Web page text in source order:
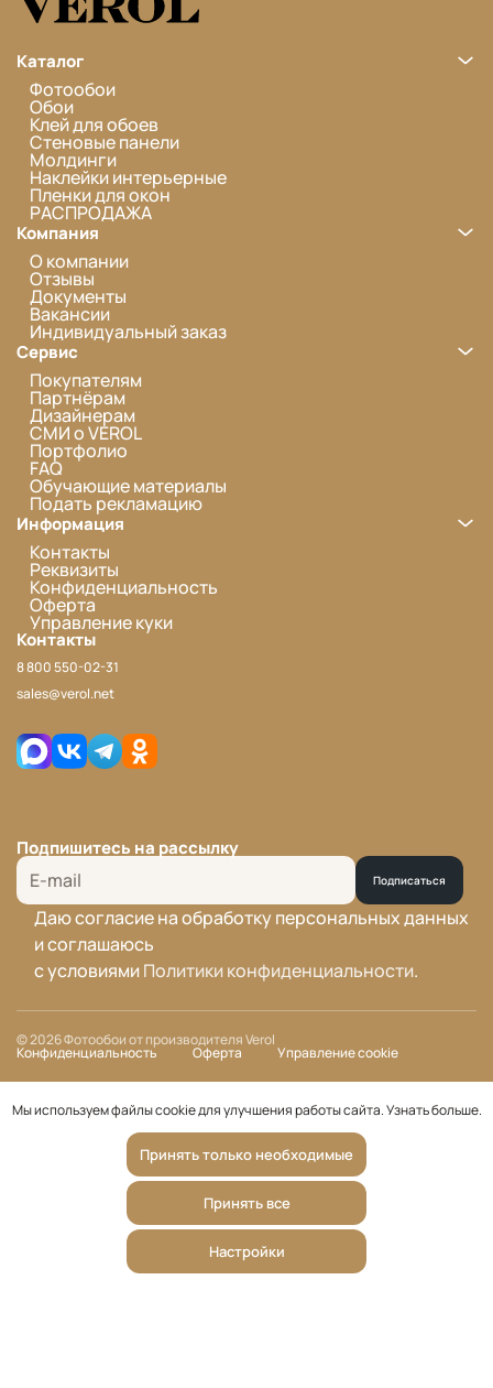
Каталог
Фотообои
Обои
Клей для обоев
Стеновые панели
Молдинги
Наклейки интерьерные
Пленки для окон
РАСПРОДАЖА
Компания
О компании
Отзывы
Документы
Вакансии
Индивидуальный заказ
Сервис
Покупателям
Партнёрам
Дизайнерам
СМИ о VEROL
Портфолио
FAQ
Обучающие материалы
Подать рекламацию
Информация
Контакты
Реквизиты
Конфиденциальность
Оферта
Управление куки
Контакты
8 800 550-02-31
sales@verol.net
Подпишитесь на рассылку
Подписаться
Даю согласие на обработку персональных данных
и соглашаюсь
с условиямиПолитики конфиденциальности.
© 2026 Фотообои от производителя Verol
Конфиденциальность Оферта Управление cookie
Мы используем файлы cookie для улучшения работы сайта.Узнать больше.
Принять только необходимые
Принять все
Настройки